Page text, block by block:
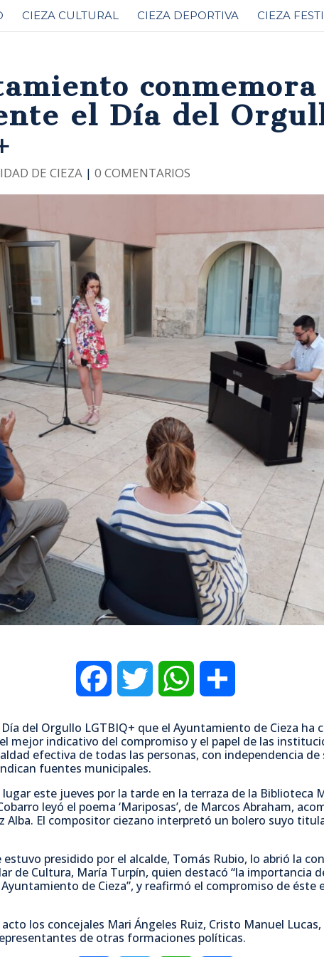
CIEZA CULTURAL CIEZA DEPORTIVA CIEZA
conmemora
el Día del
DE CIEZA |0 COMENTARIOS
c
b
o
o
k
i
t
e
r
a
s
A
p
p
m
p
a
r
t
i
del Orgullo LGTBIQ+ que el Ayuntamiento de Cieza ha
mejor indicativo del compromiso y el papel de las
efectiva de todas las personas, con independencia
fuentes municipales.
este jueves por la tarde en la terraza de la Biblioteca
leyó el poema ‘Mariposas’, de Marcos Abraham,
Alba. El compositor ciezano interpretó un bolero suyo
presidido por el alcalde, Tomás Rubio, lo abrió la
de Cultura, María Turpín, quien destacó “la importancia
de Cieza”, y reafirmó el compromiso de éste
los concejales Mari Ángeles Ruiz, Cristo Manuel
de otras formaciones políticas.